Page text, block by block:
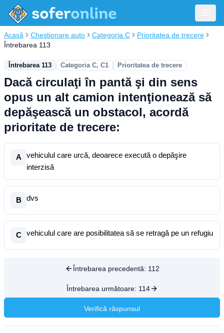
Acasă Chestionare auto Categoria C
Prioritatea de trecere
Întrebarea 113
Întrebarea 113 Categoria C, C1 Prioritatea de trecere
Dacă circulaţi în pantă şi din sens
opus un alt camion intenţionează să
depăşească un obstacol, acordă
prioritate de trecere:
A
vehiculul care urcă, deoarece execută o depăşire
interzisă
B dvs
C vehiculul care are posibilitatea să se retragă pe un refugiu
Întrebarea precedentă: 112
Întrebarea următoare: 114
Verifică răspunsul